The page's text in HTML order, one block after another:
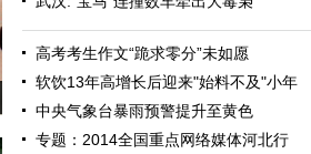
高考考生作文“跪求零分”未如愿
软饮13年高增长后迎来"始料不及"小年
中央气象台暴雨预警提升至黄色
专题：2014全国重点网络媒体河北行